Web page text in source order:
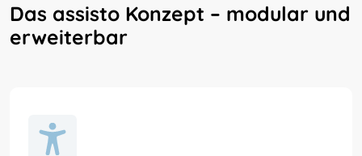
Das assisto Konzept – modular und
erweiterbar